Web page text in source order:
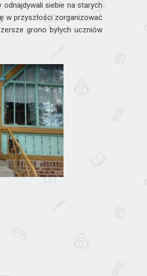
siebie na starych
w przyszłości zorganizować
grono byłych uczniów